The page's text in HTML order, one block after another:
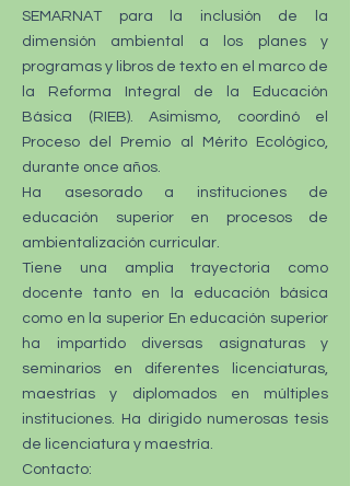
SEMARNAT para la inclusión de la
dimensión ambiental a los planes y
programas y libros de texto en el marco de
la Reforma Integral de la Educación
Básica (RIEB). Asimismo, coordinó el
Proceso del Premio al Mérito Ecológico,
durante once años.
Ha asesorado a instituciones de
educación superior en procesos de
ambientalización curricular.
Tiene una amplia trayectoria como
docente tanto en la educación básica
como en la superior En educación superior
ha impartido diversas asignaturas y
seminarios en diferentes licenciaturas,
maestrías y diplomados en múltiples
instituciones. Ha dirigido numerosas tesis
de licenciatura y maestría.
Contacto: